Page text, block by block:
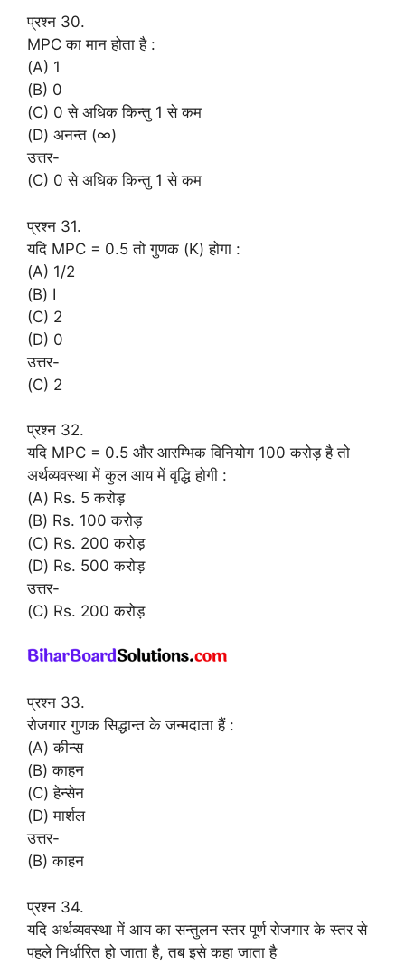
प्रश्न 30.
MPC का मान होता है :
(A) 1
(B) 0
(C) 0 से अधिक किन्तु 1 से कम
(D) अनन्त (∞)
उत्तर-
(C) 0 से अधिक किन्तु 1 से कम
प्रश्न 31.
यदि MPC = 0.5 तो गुणक (K) होगा :
(A) 1/2
(B) I
(C) 2
(D) 0
उत्तर-
(C) 2
प्रश्न 32.
यदि MPC = 0.5 और आरम्भिक विनियोग 100 करोड़ है तो
अर्थव्यवस्था में कुल आय में वृद्धि होगी :
(A) Rs. 5 करोड़
(B) Rs. 100 करोड़
(C) Rs. 200 करोड़
(D) Rs. 500 करोड़
उत्तर-
(C) Rs. 200 करोड़
प्रश्न 33.
रोजगार गुणक सिद्धान्त के जन्मदाता हैं :
(A) कीन्स
(B) काहन
(C) हेन्सेन
(D) मार्शल
उत्तर-
(B) काहन
प्रश्न 34.
यदि अर्थव्यवस्था में आय का सन्तुलन स्तर पूर्ण रोजगार के स्तर से
पहले निर्धारित हो जाता है, तब इसे कहा जाता है